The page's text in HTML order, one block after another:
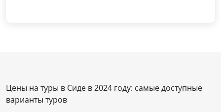
Цены на туры в Сиде в 2024 году: самые доступные
варианты туров